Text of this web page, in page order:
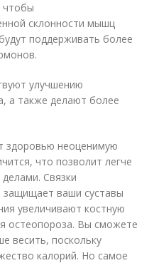
чтобы
склонности мышц
поддерживать более
улучшению
а также делают более
здоровью неоценимую
что позволит легче
Связки
защищает ваши суставы
увеличивают костную
остеопороза. Вы сможете
весить, поскольку
калорий. Но самое